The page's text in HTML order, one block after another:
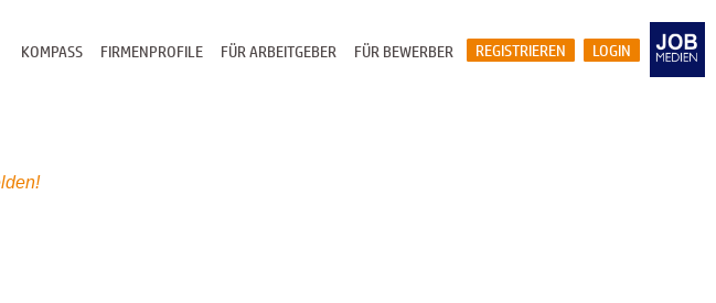
LOGIN
REGISTRIEREN
FÜR BEWERBER
FÜR ARBEITGEBER
FIRMENPROFILE
KOMPASS